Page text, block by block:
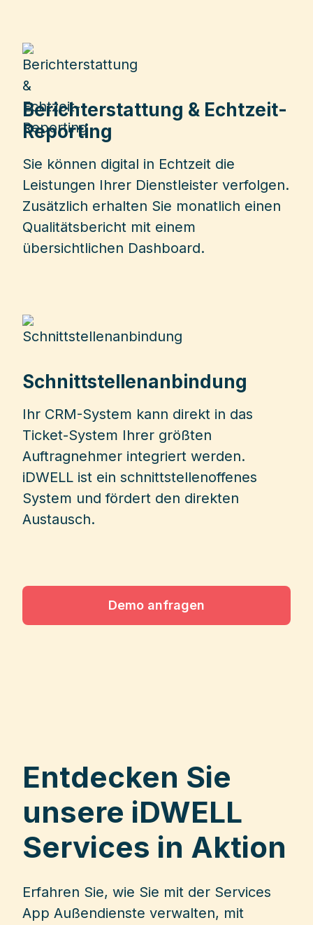
Berichterstattung & Echtzeit-
Reporting
Sie können digital in Echtzeit die
Leistungen Ihrer Dienstleister verfolgen.
Zusätzlich erhalten Sie monatlich einen
Qualitätsbericht mit einem
übersichtlichen Dashboard.
Schnittstellenanbindung
Ihr CRM-System kann direkt in das
Ticket-System Ihrer größten
Auftragnehmer integriert werden.
iDWELL ist ein schnittstellenoffenes
System und fördert den direkten
Austausch.
Demo anfragen
Entdecken Sie
unsere iDWELL
Services in Aktion
Erfahren Sie, wie Sie mit der Services
App Außendienste verwalten, mit